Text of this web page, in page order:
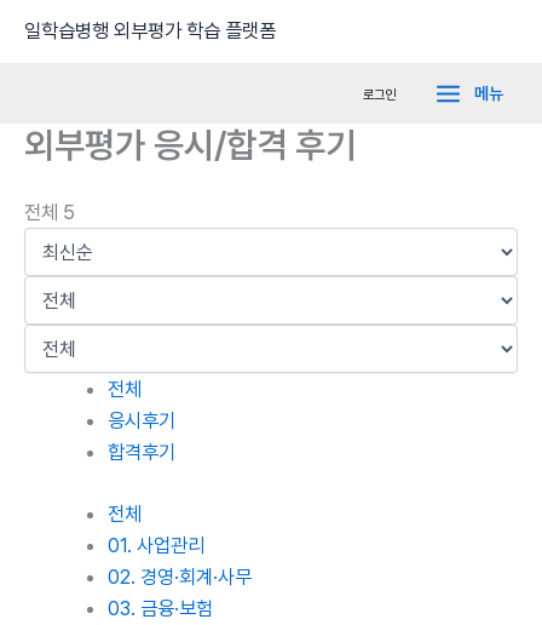
일학습병행 외부평가 학습 플랫폼
로그인
Menu
메뉴
외부평가 응시/합격 후기
전체 5
전체
응시후기
합격후기
전체
01. 사업관리
02. 경영·회계·사무
03. 금융·보험